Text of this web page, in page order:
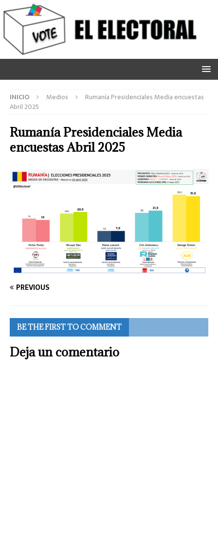
INICIO Medios
Rumanía Presidenciales Media encuestas
Abril 2025
Rumanía Presidenciales Media
encuestas Abril 2025
PREVIOUS
BE THE FIRST TO COMMENT
Deja un comentario